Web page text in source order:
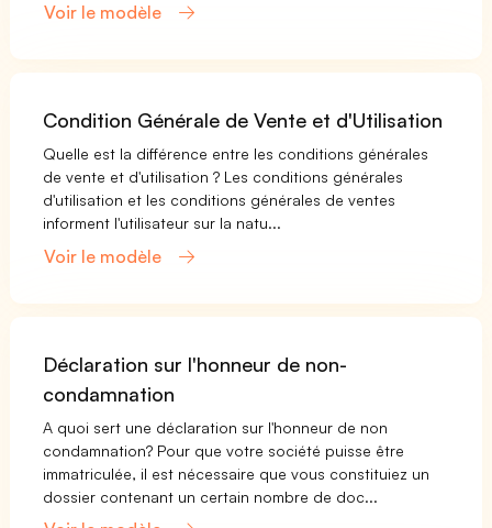
Voir le modèle
Condition Générale de Vente et d'Utilisation
Quelle est la différence entre les conditions générales
de vente et d'utilisation ? Les conditions générales
d'utilisation et les conditions générales de ventes
informent l'utilisateur sur la natu...
Voir le modèle
Déclaration sur l'honneur de non-
condamnation
A quoi sert une déclaration sur l'honneur de non
condamnation? Pour que votre société puisse être
immatriculée, il est nécessaire que vous constituiez un
dossier contenant un certain nombre de doc...